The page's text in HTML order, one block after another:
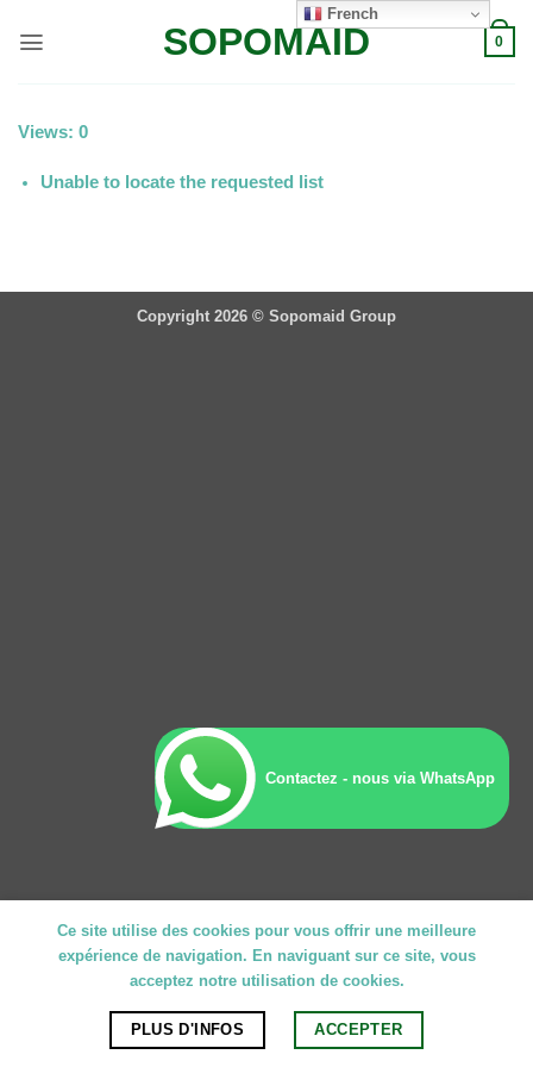
SOPOMAID 0
Views: 0
Unable to locate the requested list
Copyright 2026 © Sopomaid Group
French
Ce site utilise des cookies pour vous offrir une meilleure
expérience de navigation. En naviguant sur ce site, vous
acceptez notre utilisation de cookies.
PLUS D'INFOS ACCEPTER
Contactez - nous via WhatsApp